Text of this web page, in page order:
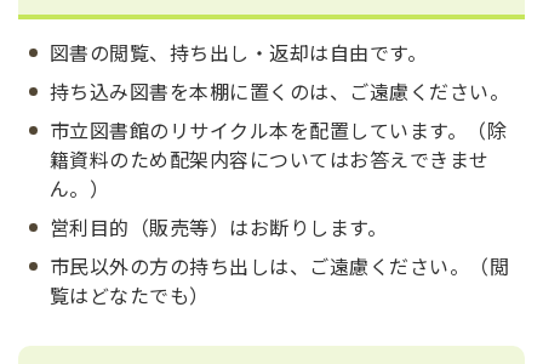
図書の閲覧、持ち出し・返却は自由です。
持ち込み図書を本棚に置くのは、ご遠慮ください。
市立図書館のリサイクル本を配置しています。（除
籍資料のため配架内容についてはお答えできませ
ん。）
営利目的（販売等）はお断りします。
市民以外の方の持ち出しは、ご遠慮ください。（閲
覧はどなたでも）